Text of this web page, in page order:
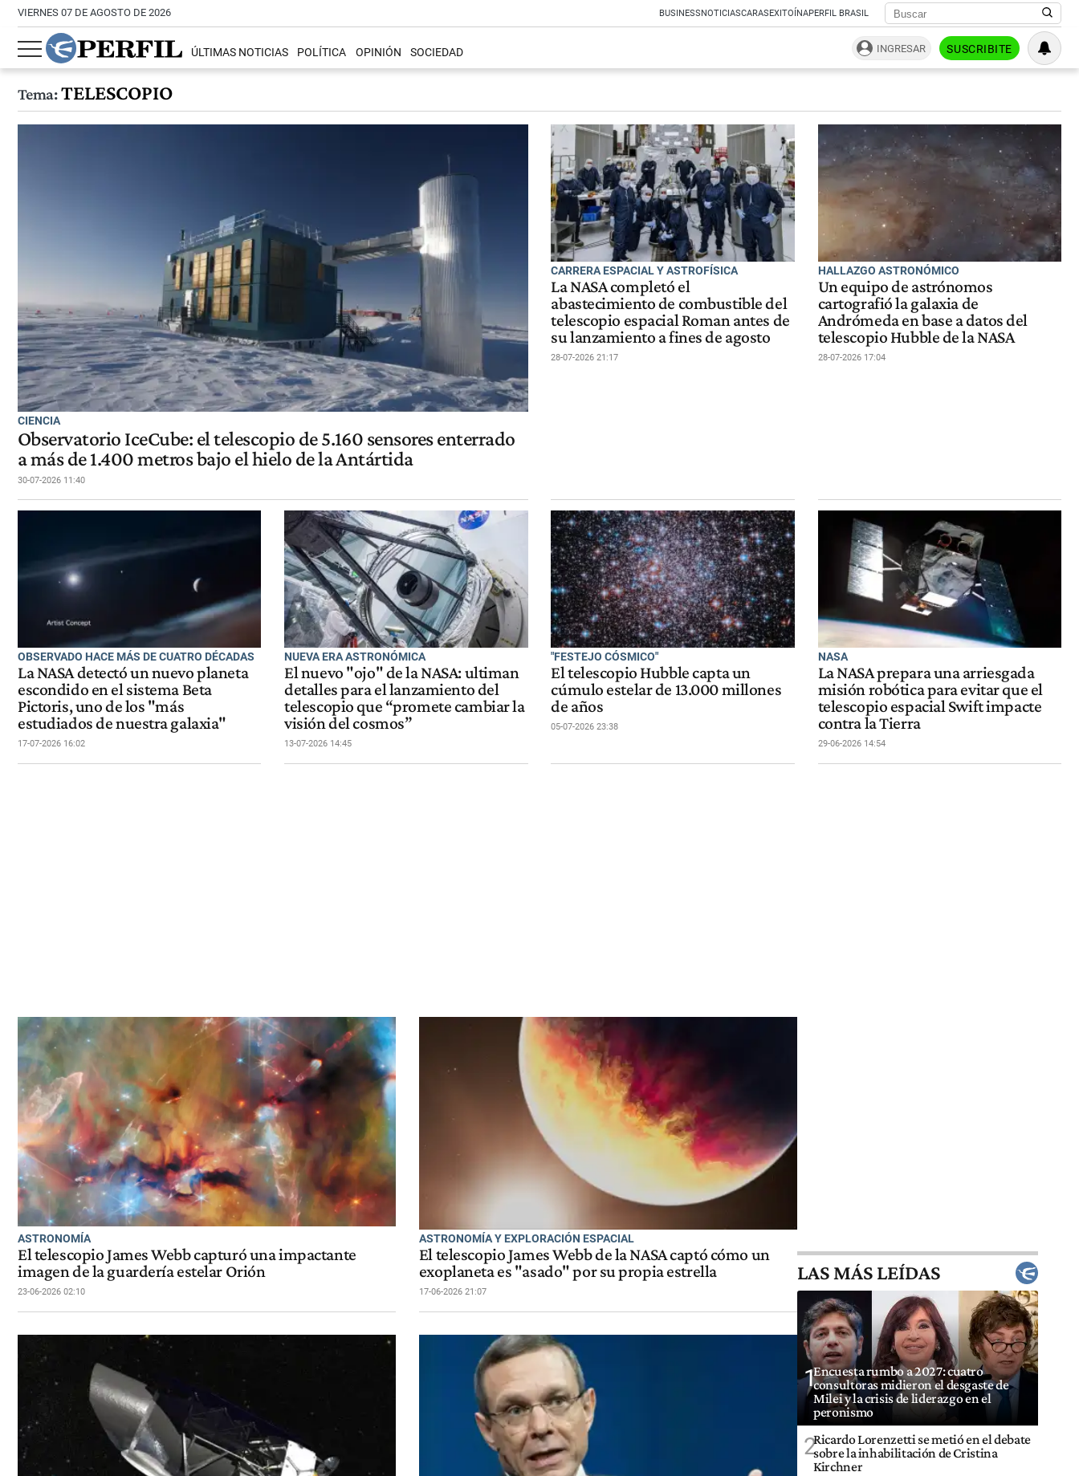
VIERNES 07 DE AGOSTO DE 2026 BUSINESSNOTICIASCARASEXITOÍNAPERFIL BRASIL
ÚLTIMAS NOTICIAS POLÍTICA OPINIÓN SOCIEDAD INGRESAR SUSCRIBITE
Tema:TELESCOPIO
CIENCIA
Observatorio IceCube: el telescopio de 5.160 sensores enterrado
a más de 1.400 metros bajo el hielo de la Antártida
30-07-2026 11:40
CARRERA ESPACIAL Y ASTROFÍSICA
La NASA completó el
abastecimiento de combustible del
telescopio espacial Roman antes de
su lanzamiento a fines de agosto
28-07-2026 21:17
HALLAZGO ASTRONÓMICO
Un equipo de astrónomos
cartografió la galaxia de
Andrómeda en base a datos del
telescopio Hubble de la NASA
28-07-2026 17:04
OBSERVADO HACE MÁS DE CUATRO DÉCADAS
La NASA detectó un nuevo planeta
escondido en el sistema Beta
Pictoris, uno de los "más
estudiados de nuestra galaxia"
17-07-2026 16:02
NUEVA ERA ASTRONÓMICA
El nuevo "ojo" de la NASA: ultiman
detalles para el lanzamiento del
telescopio que “promete cambiar la
visión del cosmos”
13-07-2026 14:45
"FESTEJO CÓSMICO"
El telescopio Hubble capta un
cúmulo estelar de 13.000 millones
de años
05-07-2026 23:38
NASA
La NASA prepara una arriesgada
misión robótica para evitar que el
telescopio espacial Swift impacte
contra la Tierra
29-06-2026 14:54
ASTRONOMÍA
El telescopio James Webb capturó una impactante
imagen de la guardería estelar Orión
23-06-2026 02:10
ASTRONOMÍA Y EXPLORACIÓN ESPACIAL
El telescopio James Webb de la NASA captó cómo un
exoplaneta es "asado" por su propia estrella
17-06-2026 21:07
LAS MÁS LEÍDAS
1Encuesta rumbo a 2027: cuatro
consultoras midieron el desgaste de
Milei y la crisis de liderazgo en el
peronismo
2Ricardo Lorenzetti se metió en el debate
sobre la inhabilitación de Cristina
Kirchner